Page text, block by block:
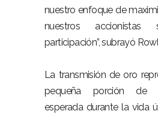
nuestro enfoque de
nuestros
participación”, subrayó
La transmisión de oro
pequeña porción de
esperada durante la vida